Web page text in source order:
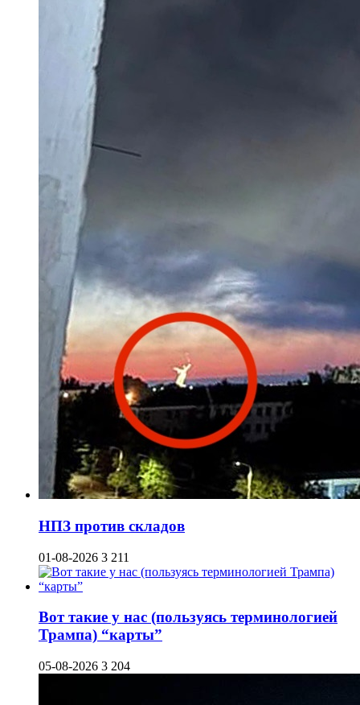
НПЗ против складов
01-08-2026 3 211
Вот такие у нас (пользуясь терминологией
Трампа) “карты”
05-08-2026 3 204